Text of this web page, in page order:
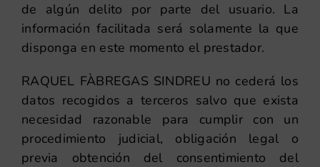
de algún delito por parte del usuario. La
información facilitada será solamente la que
disponga en este momento el prestador.
RAQUEL FÀBREGAS SINDREU no cederá los
datos recogidos a terceros salvo que exista
necesidad razonable para cumplir con un
procedimiento judicial, obligación legal o
previa obtención del consentimiento del